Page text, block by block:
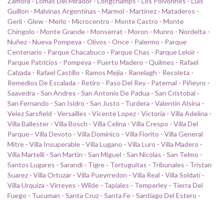
Guillon - Malvinas Argentinas - Marmol - Martinez - Mataderos -
Gerli - Glew - Merlo - Microcentro - Monte Castro - Monte
Chingolo - Monte Grande - Monserrat - Moron - Munro - Nordelta -
Nuñez - Nueva Pompeya - Olivos - Once - Palermo - Parque
Centenario - Parque Chacabuco - Parque Chas - Parque Leloir -
Parque Patricios - Pompeya - Puerto Madero - Quilmes - Rafael
Calzada - Rafael Castillo - Ramos Mejia - Ranelagh - Recoleta -
Remedios De Escalada - Retiro - Paso Del Rey - Paternal - Piñeyro -
Saavedra - San Andres - San Antonio De Padua - San Cristobal -
San Fernando - San Isidro - San Justo - Turdera - Valentin Alsina -
Velez Sarsfield - Versailles - Vicente Lopez - Victoria - Villa Adelina -
Villa Ballester - Villa Bosch - Villa Celina - Villa Crespo - Villa Del
Parque - Villa Devoto - Villa Dominico - Villa Fiorito - Villa General
Mitre - Villa Insuperable - Villa Lugano - Villa Luro - Villa Madero -
Villa Martelli - San Martin - San Miguel - San Nicolas - San Telmo -
Santos Lugares - Sarandi - Tigre - Tortuguitas - Tribunales - Tristan
Suarez - Villa Ortuzar - Villa Pueyrredon - Villa Real - Villa Soldati -
Villa Urquiza - Virreyes - Wilde - Tapiales - Temperley - Tierra Del
Fuego - Tucuman - Santa Cruz - Santa Fe - Santiago Del Estero -